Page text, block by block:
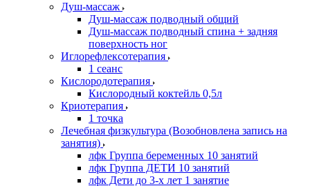
Душ-массаж
Душ-массаж подводный общий
Душ-массаж подводный спина + задняя
поверхность ног
Иглорефлексотерапия
1 сеанс
Кислородотерапия
Кислородный коктейль 0,5л
Криотерапия
1 точка
Лечебная физкультура (Возобновлена запись на
занятия)
лфк Группа беременных 10 занятий
лфк Группа ДЕТИ 10 занятий
лфк Дети до 3-х лет 1 занятие